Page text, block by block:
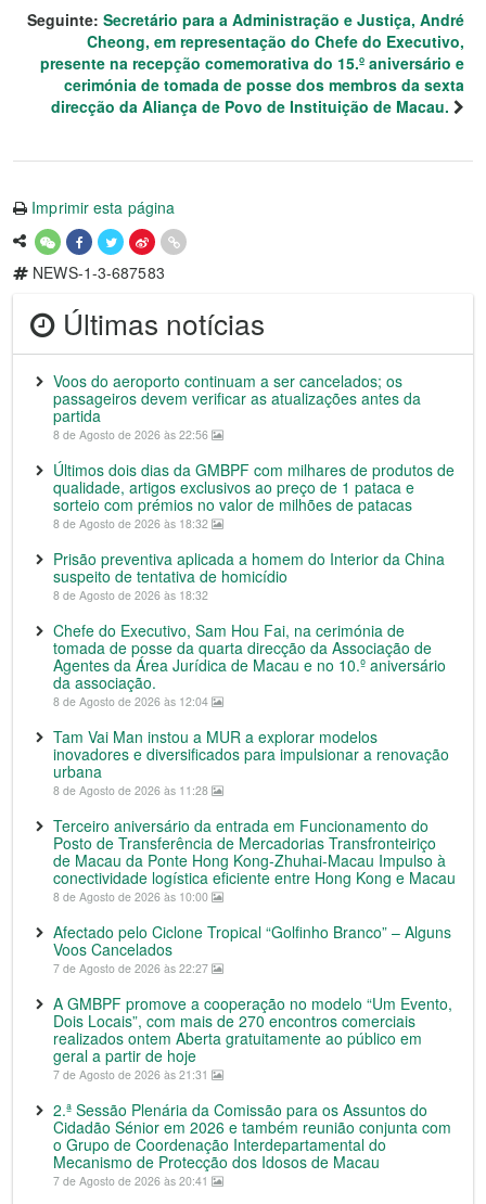
Seguinte: Secretário para a Administração e Justiça, André
Cheong, em representação do Chefe do Executivo,
presente na recepção comemorativa do 15.º aniversário e
cerimónia de tomada de posse dos membros da sexta
direcção da Aliança de Povo de Instituição de Macau.
Imprimir esta página
NEWS-1-3-687583
Últimas notícias
Voos do aeroporto continuam a ser cancelados; os
passageiros devem verificar as atualizações antes da
partida
8 de Agosto de 2026 às 22:56
Últimos dois dias da GMBPF com milhares de produtos de
qualidade, artigos exclusivos ao preço de 1 pataca e
sorteio com prémios no valor de milhões de patacas
8 de Agosto de 2026 às 18:32
Prisão preventiva aplicada a homem do Interior da China
suspeito de tentativa de homicídio
8 de Agosto de 2026 às 18:32
Chefe do Executivo, Sam Hou Fai, na cerimónia de
tomada de posse da quarta direcção da Associação de
Agentes da Área Jurídica de Macau e no 10.º aniversário
da associação.
8 de Agosto de 2026 às 12:04
Tam Vai Man instou a MUR a explorar modelos
inovadores e diversificados para impulsionar a renovação
urbana
8 de Agosto de 2026 às 11:28
Terceiro aniversário da entrada em Funcionamento do
Posto de Transferência de Mercadorias Transfronteiriço
de Macau da Ponte Hong Kong-Zhuhai-Macau Impulso à
conectividade logística eficiente entre Hong Kong e Macau
8 de Agosto de 2026 às 10:00
Afectado pelo Ciclone Tropical “Golfinho Branco” – Alguns
Voos Cancelados
7 de Agosto de 2026 às 22:27
A GMBPF promove a cooperação no modelo “Um Evento,
Dois Locais”, com mais de 270 encontros comerciais
realizados ontem Aberta gratuitamente ao público em
geral a partir de hoje
7 de Agosto de 2026 às 21:31
2.ª Sessão Plenária da Comissão para os Assuntos do
Cidadão Sénior em 2026 e também reunião conjunta com
o Grupo de Coordenação Interdepartamental do
Mecanismo de Protecção dos Idosos de Macau
7 de Agosto de 2026 às 20:41